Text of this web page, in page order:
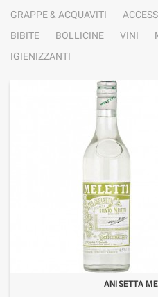
GRAPPE & ACQUAVITI
BIBITE
BOLLICINE VINI
IGIENIZZANTI
ANISETTA